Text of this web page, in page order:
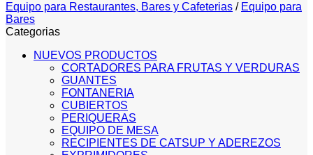
Equipo para Restaurantes, Bares y Cafeterias / Equipo para
Bares
Categorias
NUEVOS PRODUCTOS
CORTADORES PARA FRUTAS Y VERDURAS
GUANTES
FONTANERIA
CUBIERTOS
PERIQUERAS
EQUIPO DE MESA
RECIPIENTES DE CATSUP Y ADEREZOS